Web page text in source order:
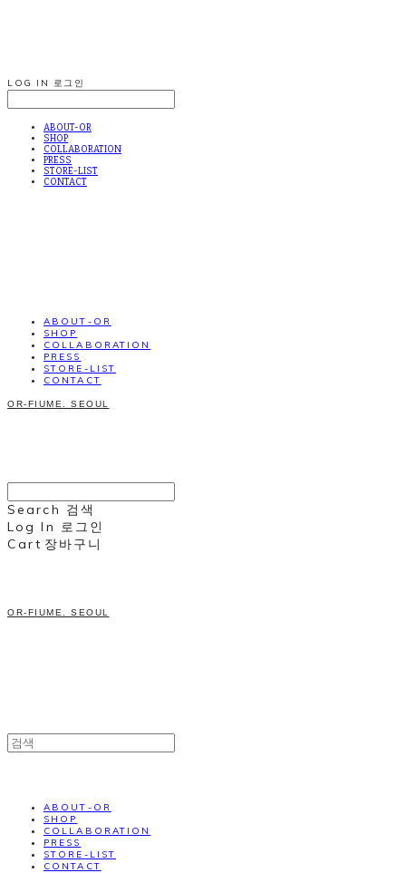
LOG IN 로그인
ABOUT-OR
SHOP
COLLABORATION
PRESS
STORE-LIST
CONTACT
ABOUT-OR
SHOP
COLLABORATION
PRESS
STORE-LIST
CONTACT
OR-FIUME. SEOUL
Search 검색
Log In 로그인
Cart 장바구니
OR-FIUME. SEOUL
ABOUT-OR
SHOP
COLLABORATION
PRESS
STORE-LIST
CONTACT